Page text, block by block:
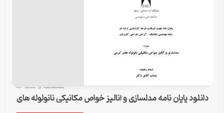
دانلود پایان نامه مدلسازی و آنالیز خواص مکانیکی نانولوله های
کربنی